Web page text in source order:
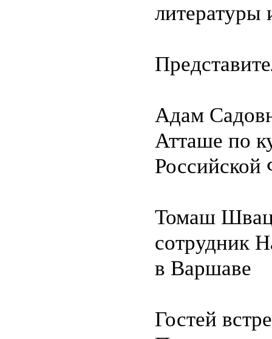
Адам
Атташе по
Российской
Томаш
сотрудник
в Варшаве
Гостей